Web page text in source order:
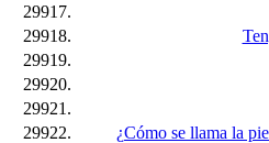
29917.
29918.
29919.
29920.
29921.
29922.
¿Cómo se llama la